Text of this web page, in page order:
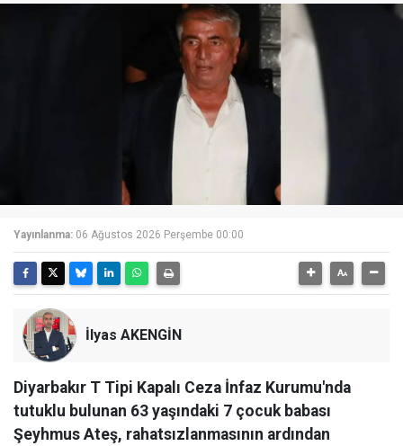
Yayınlanma: 06 Ağustos 2026 Perşembe 00:00
İlyas AKENGİN
Diyarbakır T Tipi Kapalı Ceza İnfaz Kurumu'nda
tutuklu bulunan 63 yaşındaki 7 çocuk babası
Şeyhmus Ateş, rahatsızlanmasının ardından